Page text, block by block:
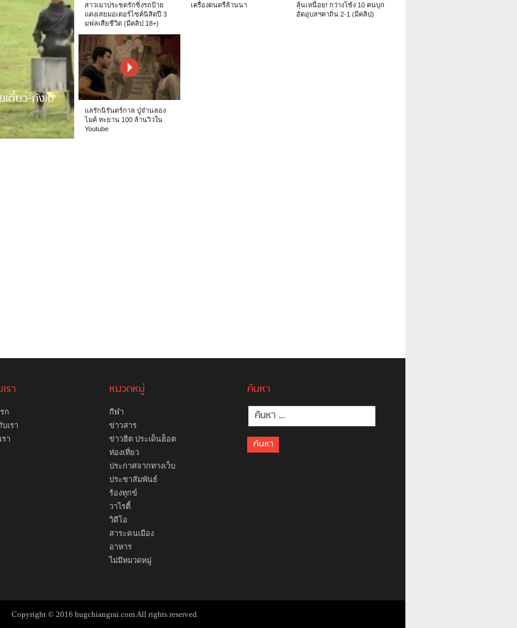
ตี๋ยว-ถังไอ
สาวเมาประชดรักซิ่งรถป้าย
แดงเสยมอเตอร์ไซค์นิสิตปี 3
มฟลเสียชีวิต (มีคลิป 18+)
เครื่องดนตรีล้านนา
ลุ้นเหนื่อย! กว่างโซ้ง 10 คนบุก
อัดอุบลฯคาถิ่น 2-1 (มีคลิป)
แลรักนิรันดร์กาล ปู่จ๋านลอง
ไมค์ ทะยาน 100 ล้านวิวใน
Youtube
รา
ก
บเรา
รา
หมวดหมู่
กีฬา
ข่าวสาร
ข่าวฮิต ประเด็นฮ็อต
ท่องเที่ยว
ประกาศจากทางเว็บ
ประชาสัมพันธ์
ร้องทุกข์
วาไรตี้
วิดีโอ
สาระคนเมือง
อาหาร
ไม่มีหมวดหมู่
ค้นหา
ค้นหา
สำหรับ:
Copyright © 2016 hugchiangrai.com All rights reserved.